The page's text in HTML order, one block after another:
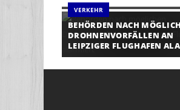
VERKEHR
BEHÖRDEN NACH
DROHNENVORFÄLLEN AN
LEIPZIGER FLUGHAFEN